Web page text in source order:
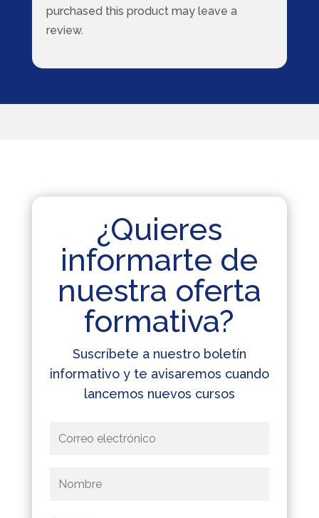
purchased this product may leave a
review.
¿Quieres
informarte de
nuestra oferta
formativa?
Suscríbete a nuestro boletín
informativo y te avisaremos cuando
lancemos nuevos cursos